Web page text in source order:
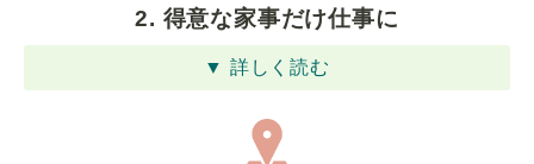
2. 得意な家事だけ仕事に
▼ 詳しく読む